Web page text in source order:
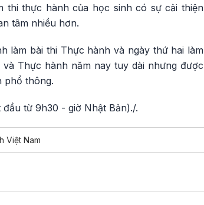
thi thực hành của học sinh có sự cải thiện
tâm nhiều hơn.
làm bài thi Thực hành và ngày thứ hai làm
Thực hành năm nay tuy dài nhưng được
phổ thông.
từ 9h30 - giờ Nhật Bản)./.
Việt Nam